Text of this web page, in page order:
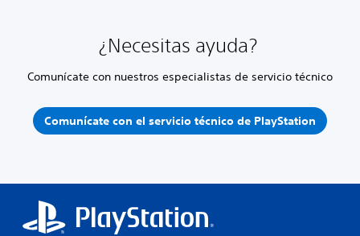
¿Necesitas ayuda?
Comunícate con nuestros especialistas de servicio técnico
Comunícate con el servicio técnico de PlayStation